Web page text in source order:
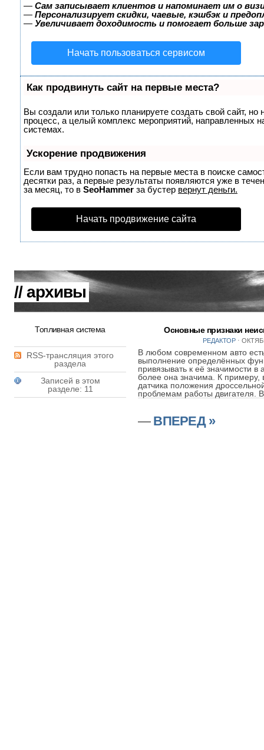
— Сам записывает клиентов и напоминает им о
— Персонализирует скидки, чаевые, кэшбэк и
— Увеличивает доходимость и помогает больше
Начать пользоваться сервисом
Как продвинуть сайт на первые места?
Вы создали или только планируете создать свой сайт, но
процесс, а целый комплекс мероприятий, направленных
системах.
Ускорение продвижения
Если вам трудно попасть на первые места в поиске
десятки раз, а первые результаты появляются уже в
за месяц, то в SeoHammer за бустер вернут деньги.
Начать продвижение сайта
// архивы
Топливная система
RSS-трансляция этого
раздела
Записей в этом
разделе: 11
Основные признаки
РЕДАКТОР ⋅
В любом современном авто
выполнение определённых
привязывать к её значимости
более она значима. К примеру,
датчика положения
проблемам работы двигателя.
— ВПЕРЕД »